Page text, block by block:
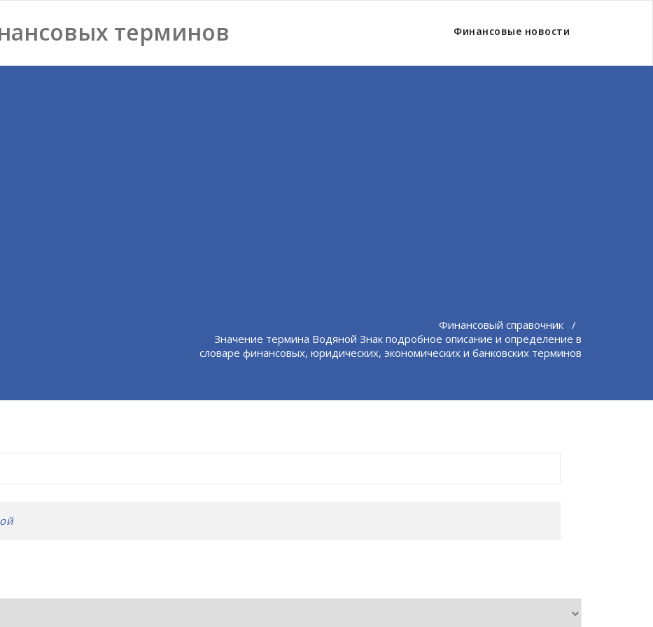
терминов Финансовые новости
Финансовый справочник /
Значение термина Водяной Знак подробное описание и определение в
словаре финансовых, юридических, экономических и банковских терминов